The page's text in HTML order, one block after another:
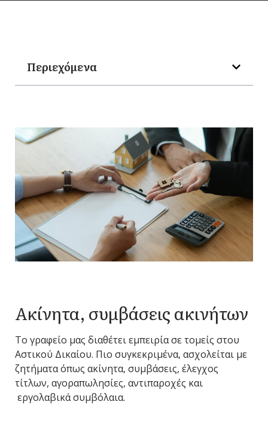
Περιεχόμενα
Ακίνητα, συμβάσεις ακινήτων
Το γραφείο μας διαθέτει εμπειρία σε τομείς στου
Αστικού Δικαίου. Πιο συγκεκριμένα, ασχολείται με
ζητήματα όπως ακίνητα, συμβάσεις, έλεγχος
τίτλων, αγοραπωλησίες, αντιπαροχές και
εργολαβικά συμβόλαια.